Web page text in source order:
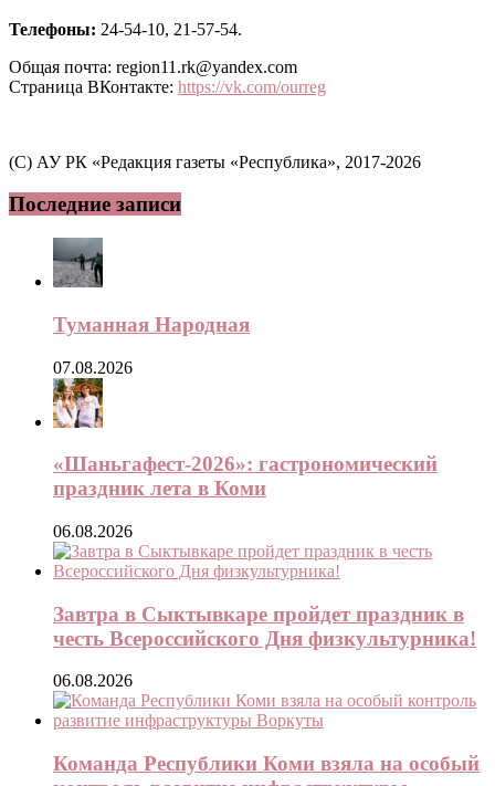
Телефоны: 24-54-10, 21-57-54.
Общая почта: region11.rk@yandex.com
Страница ВКонтакте: https://vk.com/ourreg
(C) АУ РК «Редакция газеты «Республика», 2017-2026
Последние записи
Туманная Народная
07.08.2026
«Шаньгафест-2026»: гастрономический
праздник лета в Коми
06.08.2026
Завтра в Сыктывкаре пройдет праздник в
честь Всероссийского Дня физкультурника!
06.08.2026
Команда Республики Коми взяла на особый